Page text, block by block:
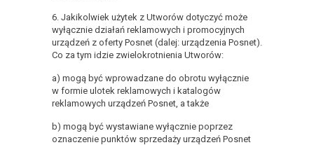
6. Jakikolwiek użytek z Utworów dotyczyć może
wyłącznie działań reklamowych i promocyjnych
urządzeń z oferty Posnet (dalej: urządzenia Posnet).
Co za tym idzie zwielokrotnienia Utworów:
a) mogą być wprowadzane do obrotu wyłącznie
w formie ulotek reklamowych i katalogów
reklamowych urządzeń Posnet, a także
b) mogą być wystawiane wyłącznie poprzez
oznaczenie punktów sprzedaży urządzeń Posnet